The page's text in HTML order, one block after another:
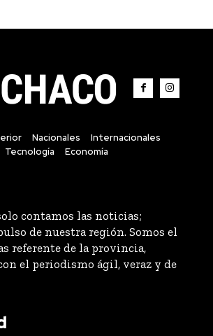
Nacionales
Internacionales
Tecnología
Economía
contamos las noticias;
de nuestra región. Somos el
referente de la provincia,
el periodismo ágil, veraz y de